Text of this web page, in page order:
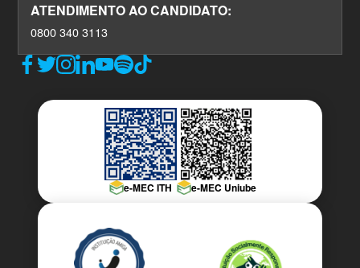
ATENDIMENTO AO CANDIDATO:
0800 340 3113
e-MEC ITH e-MEC Uniube